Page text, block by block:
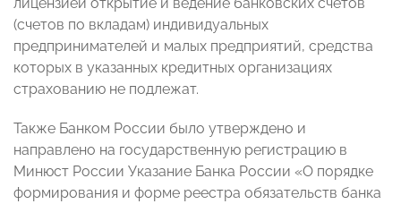
(счетов по вкладам) индивидуальных
предпринимателей и малых предприятий, средства
которых в указанных кредитных организациях
страхованию не подлежат.
Также Банком России было утверждено и
направлено на государственную регистрацию в
Минюст России Указание Банка России «О порядке
формирования и форме реестра обязательств банка